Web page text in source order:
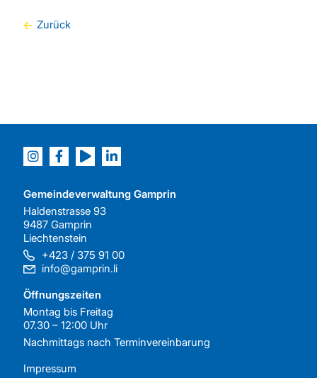
Zurück
Gemeindeverwaltung Gamprin
Haldenstrasse 93
9487 Gamprin
Liechtenstein
+423 / 375 91 00
info@gamprin.li
Öffnungszeiten
Montag bis Freitag
07.30 – 12:00 Uhr
Nachmittags nach Terminvereinbarung
Impressum